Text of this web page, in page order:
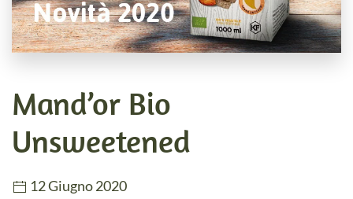
Mand’or Bio
Unsweetened
12 Giugno 2020